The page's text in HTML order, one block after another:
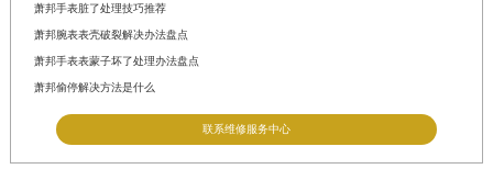
萧邦手表脏了处理技巧推荐
萧邦腕表表壳破裂解决办法盘点
萧邦手表表蒙子坏了处理办法盘点
萧邦偷停解决方法是什么
联系维修服务中心